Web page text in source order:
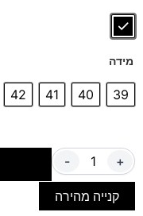
מידה
39
40
41
42
- +
קנייה מהירה